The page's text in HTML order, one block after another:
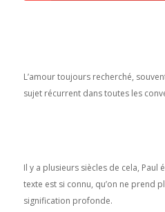
L’amour toujours recherché,
sujet récurrent dans toutes les
Il y a plusieurs siècles de cela, Paul
texte est si connu, qu’on ne prend
signification profonde.